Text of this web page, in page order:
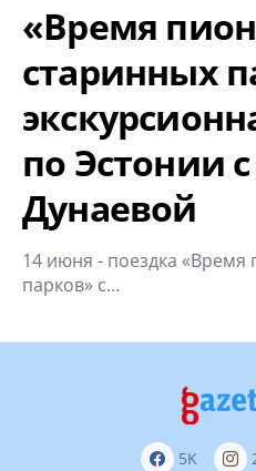
«Время
старинных
по Эстонии
Дунаевой
14 июня - поездка
парков» с…
5K